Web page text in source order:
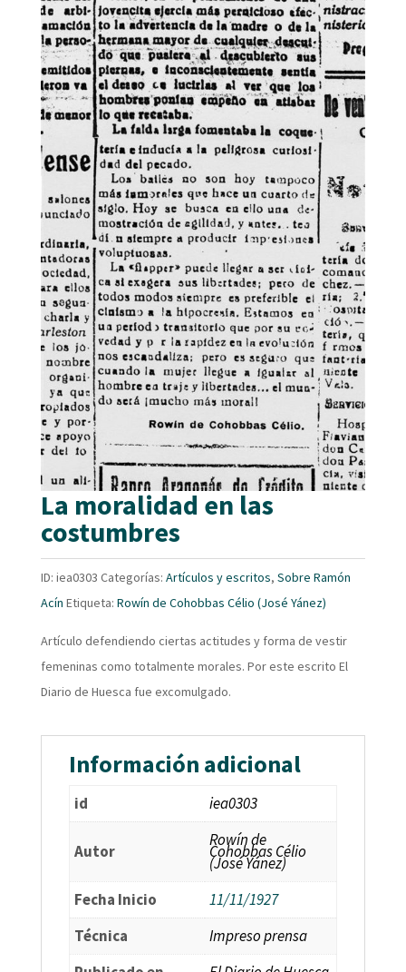
La moralidad en las
costumbres
ID: iea0303 Categorías: Artículos y escritos, Sobre Ramón
Acín Etiqueta: Rowín de Cohobbas Célio (José Yánez)
Artículo defendiendo ciertas actitudes y forma de vestir
femeninas como totalmente morales. Por este escrito El
Diario de Huesca fue excomulgado.
Información adicional
id iea0303
Autor
Rowín de
Cohobbas Célio
(José Yánez)
Fecha Inicio
11/11/1927
Técnica
Impreso prensa